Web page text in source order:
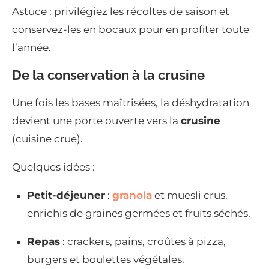
Astuce : privilégiez les récoltes de saison et
conservez-les en bocaux pour en profiter toute
l’année.
De la conservation à la crusine
Une fois les bases maîtrisées, la déshydratation
devient une porte ouverte vers la crusine
(cuisine crue).
Quelques idées :
Petit-déjeuner : granola et muesli crus,
enrichis de graines germées et fruits séchés.
Repas : crackers, pains, croûtes à pizza,
burgers et boulettes végétales.